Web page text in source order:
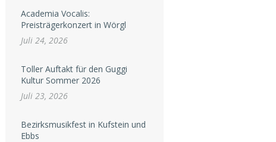
Academia Vocalis:
Preisträgerkonzert in Wörgl
Juli 24, 2026
Toller Auftakt für den Guggi
Kultur Sommer 2026
Juli 23, 2026
Bezirksmusikfest in Kufstein und
Ebbs